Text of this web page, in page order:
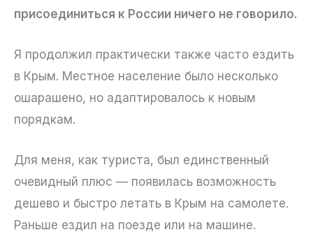
присоединиться к России ничего не говорило.
Я продолжил практически также часто ездить
в Крым. Местное население было несколько
ошарашено, но адаптировалось к новым
порядкам.
Для меня, как туриста, был единственный
очевидный плюс — появилась возможность
дешево и быстро летать в Крым на самолете.
Раньше ездил на поезде или на машине.